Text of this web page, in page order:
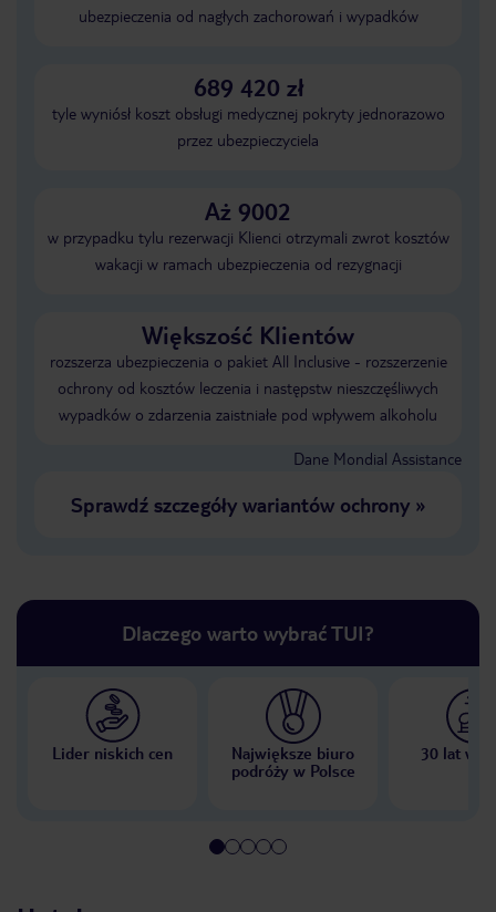
ubezpieczenia od nagłych zachorowań i wypadków
689 420 zł
tyle wyniósł koszt obsługi medycznej pokryty jednorazowo
przez ubezpieczyciela
Aż 9002
w przypadku tylu rezerwacji Klienci otrzymali zwrot kosztów
wakacji w ramach ubezpieczenia od rezygnacji
Większość Klientów
rozszerza ubezpieczenia o pakiet All Inclusive - rozszerzenie
ochrony od kosztów leczenia i następstw nieszczęśliwych
wypadków o zdarzenia zaistniałe pod wpływem alkoholu
Dane Mondial Assistance
Sprawdź szczegóły wariantów ochrony»
Dlaczego warto wybrać TUI?
Lider niskich cen
Największe biuro
podróży w Polsce
30 lat w